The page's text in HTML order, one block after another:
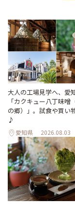
大人の工場見学へ、愛
「カクキュー八丁味噌
の郷）」。試食や買い
♪
愛知県 2026.08.03